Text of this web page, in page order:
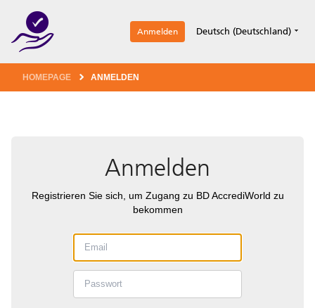
Anmelden Deutsch (Deutschland)
HOMEPAGE ANMELDEN
Anmelden
Registrieren Sie sich, um Zugang zu BD AccrediWorld zu
bekommen